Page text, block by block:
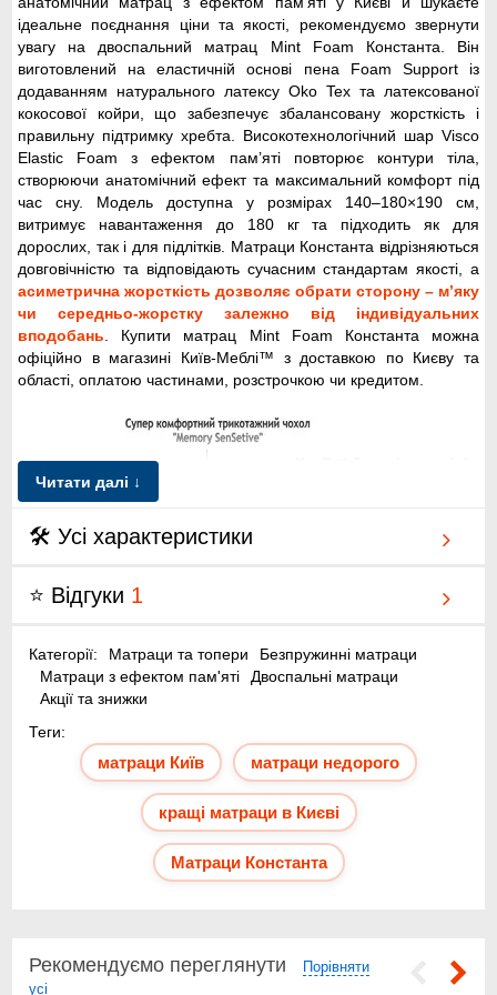
ідеальне поєднання ціни та якості, рекомендуємо звернути
увагу на двоспальний матрац Mint Foam Константа. Він
виготовлений на еластичній основі пена Foam Support із
додаванням натурального латексу Oko Tex та латексованої
кокосової койри, що забезпечує збалансовану жорсткість і
правильну підтримку хребта. Високотехнологічний шар Visco
Elastic Foam з ефектом пам’яті повторює контури тіла,
створюючи анатомічний ефект та максимальний комфорт під
час сну. Модель доступна у розмірах 140–180×190 см,
витримує навантаження до 180 кг та підходить як для
дорослих, так і для підлітків. Матраци Константа відрізняються
довговічністю та відповідають сучасним стандартам якості, а
асиметрична жорсткість дозволяє обрати сторону – м’яку
чи середньо-жорстку залежно від індивідуальних
вподобань . Купити матрац Mint Foam Константа можна
офіційно в магазині Київ-Меблі™ з доставкою по Києву та
області, оплатою частинами, розстрочкою чи кредитом.
Трикотажний чохол "Memory Sensitive" з об’ємним
стьобанням – приємний на дотик та гіпоалергенний
Додаткові шари синтеплексу та спанбонду підвищують
гігієнічність і довговічність
Visco Elastic Foam з ефектом пам’яті – адаптація під тіло
та зняття напруги м’язів
Піна Foam Support – еластичність, підтримка та
правильне положення хребта
комфорт
Читати далі ↓
🛠 Усі характеристики
⭐ Відгуки 1
Категорії: Матраци та топери
Безпружинні матраци
Матраци з ефектом пам'яті
Двоспальні матраци
Акції та знижки
Теги:
матраци Київ матраци недорого
кращі матраци в Києві
Матраци Константа
Рекомендуємо переглянути
Порівняти
усі